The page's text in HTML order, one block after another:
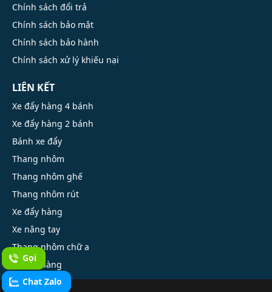
Chính sách đổi trả
Chính sách bảo mật
Chính sách bảo hành
Chính sách xử lý khiếu nại
LIÊN KẾT
Xe đẩy hàng 4 bánh
Xe đẩy hàng 2 bánh
Bánh xe đẩy
Thang nhôm
Thang nhôm ghế
Thang nhôm rút
Xe đẩy hàng
Xe nâng tay
Thang nhôm chữ a
Xe kéo hàng
Gọi
Chat Zalo